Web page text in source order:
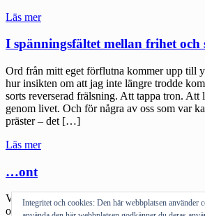
Läs mer"Det
inte
val
–
det
är
en
sjukdom
som
I spänningsfältet mellan frihet och
Ord från mitt eget förflutna kommer upp till
hur insikten om att jag inte längre trodde
sorts reverserad frälsning. Att tappa tron. Att
genom livet. Och för några av oss som var
präster – det […]
Läs mer"I
och
sorg"
…ont
Varning för ett sådär personligt inlägg. Jag är
och står i. Har inte varit hemma sen i
Integritet och cookies: Den här webbplatsen använder